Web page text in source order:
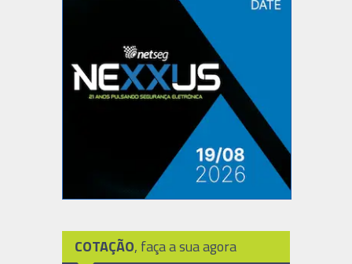
COTAÇÃO, faça a sua agora